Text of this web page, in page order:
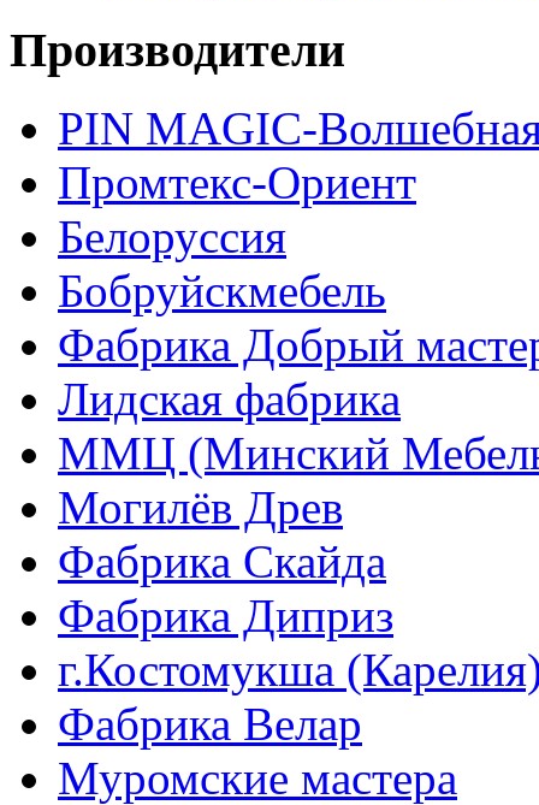
Производители
PIN MAGIС-
Промтекс-Ориент
Белоруссия
Бобруйскмебель
Фабрика Добрый
Лидская фабрика
ММЦ (Минский
Могилёв Древ
Фабрика Скайда
Фабрика Диприз
г.Костомукша
Фабрика Велар
Муромские мастера